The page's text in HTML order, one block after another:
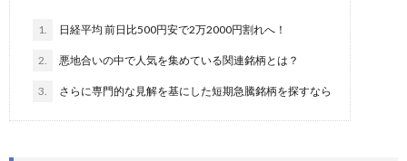
1. 日経平均 前日比500円安で2万2000円割れへ！
2. 悪地合いの中で人気を集めている関連銘柄とは？
3. さらに専門的な見解を基にした短期急騰銘柄を探すなら